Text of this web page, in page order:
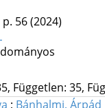
p. 56(2024)
Független: 35,
; Bánhalmi, Árpád